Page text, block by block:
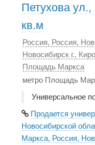
Петухова
кв.м
Россия, Россия,
Новосибирск г.,
Площадь Маркса
метро Площадь
Универсальное
Продается
Новосибирской
Маркса, Россия,